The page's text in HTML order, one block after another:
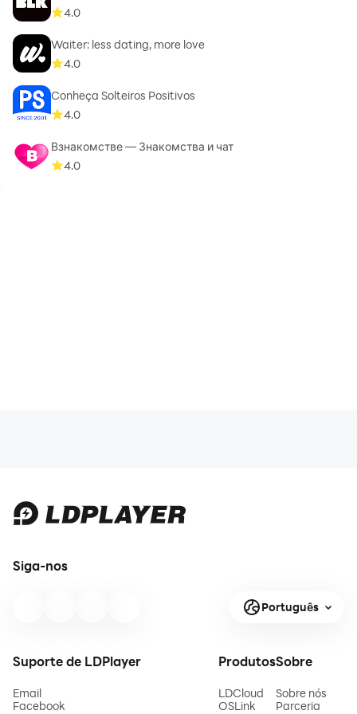
4.0
Waiter: less dating, more love
4.0
Conheça Solteiros Positivos
4.0
Взнакомстве — Знакомства и чат
4.0
Siga-nos
Português
Suporte de LDPlayer
Email
Facebook
Produtos
LDCloud
OSLink
Sobre
Sobre nós
Parceria